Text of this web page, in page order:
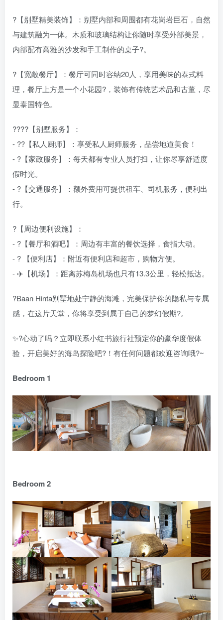
?【别墅精美装饰】：别墅内部和周围都有花岗岩巨石，自然
与建筑融为一体。木质和玻璃结构让你随时享受外部美景，
内部配有高雅的沙发和手工制作的桌子?。
?️【宽敞餐厅】：餐厅可同时容纳20人，享用美味的泰式料
理，餐厅上方是一个小花园?，装饰有传统艺术品和古董，尽
显泰国特色。
?‍??‍?【别墅服务】：
- ?‍?【私人厨师】：享受私人厨师服务，品尝地道美食！
- ?【家政服务】：每天都有专业人员打扫，让你尽享舒适度
假时光。
- ?【交通服务】：额外费用可提供租车、司机服务，便利出
行。
?【周边便利设施】：
- ?️【餐厅和酒吧】：周边有丰富的餐饮选择，食指大动。
- ?️ 【便利店】：附近有便利店和超市，购物方便。
- ✈️【机场】：距离苏梅岛机场也只有13.3公里，轻松抵达。
?Baan Hinta别墅地处宁静的海滩，完美保护你的隐私与专属
感，在这片天堂，你将享受到属于自己的梦幻假期?。
✨?心动了吗？立即联系小红书旅行社预定你的豪华度假体
验，开启美好的海岛探险吧?️！有任何问题都欢迎咨询哦?~
Bedroom 1
Bedroom 2